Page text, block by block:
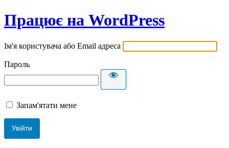
Працює на WordPress
Ім'я користувача або Email адреса
Пароль
Запам'ятати мене